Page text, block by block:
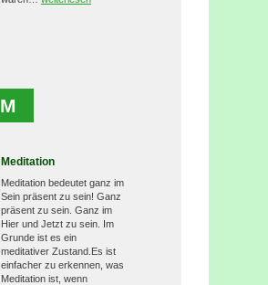
M
Meditation
Meditation bedeutet ganz im
Sein präsent zu sein! Ganz
präsent zu sein. Ganz im
Hier und Jetzt zu sein. Im
Grunde ist es ein
meditativer Zustand.Es ist
einfacher zu erkennen, was
Meditation ist, wenn